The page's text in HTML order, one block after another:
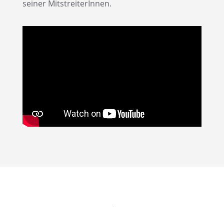
seiner MitstreiterInnen.